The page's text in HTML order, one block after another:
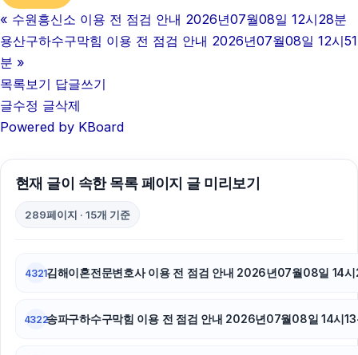
이혼소송
강남음주운전변호사
« 수원흥신소 이용 전 점검 안내 2026년07월08일 12시28분
용산구하수구막힘 이용 전 점검 안내 2026년07월08일 12시51
분 »
목록보기 답글쓰기
글수정 글삭제
Powered by KBoard
현재 글이 속한 목록 페이지 글 미리보기
289페이지 · 15개 기준
4321김해이혼전문변호사 이용 전 점검 안내 2026년07월08일 14
4322송파구하수구막힘 이용 전 점검 안내 2026년07월08일 14시13